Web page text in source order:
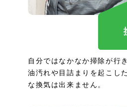
自分ではなかなか掃除が行
油汚れや目詰まりを起こし
な換気は出来ません。